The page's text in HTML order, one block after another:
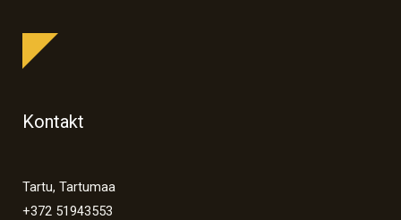
Kontakt
Tartu, Tartumaa
+372 51943553